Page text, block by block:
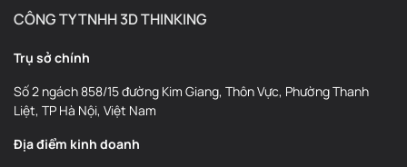
Chất lượng bề mặt mịn màng.
Áp suất đùn được kiểm soát chính xác, giúp dòng chảy ổn định và
bề mặt in luôn sạch, đồng đều qua từng bản in.
CÔNG TY TNHH 3D THINKING
Trụ sở chính
Số 2 ngách 858/15 đường Kim Giang, Thôn Vực, Phường Thanh
Liệt, TP Hà Nội, Việt Nam
Địa điểm kinh doanh